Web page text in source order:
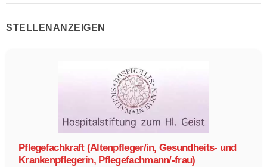
STELLENANZEIGEN
Pflegefachkraft (Altenpfleger/in, Gesundheits- und
Krankenpflegerin, Pflegefachmann/-frau)